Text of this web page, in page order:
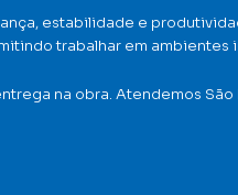
estabilidade e
trabalhar em ambientes
na obra. Atendemos São